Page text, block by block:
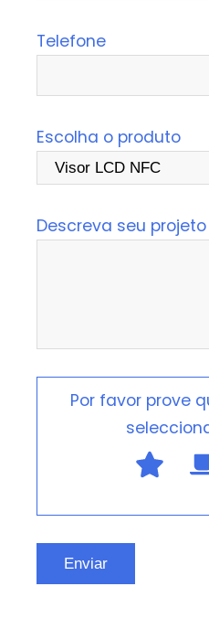
Telefone
Escolha o produto
Descreva seu projeto
Por favor prove